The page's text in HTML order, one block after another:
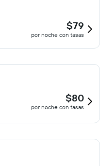
$79
por noche con tasas
$80
por noche con tasas